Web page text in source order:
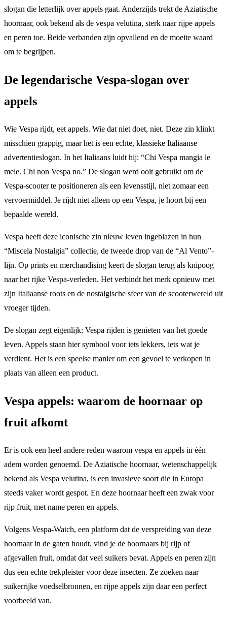
slogan die letterlijk over appels gaat. Anderzijds trekt de Aziatische
hoornaar, ook bekend als de vespa velutina, sterk naar rijpe appels
en peren toe. Beide verbanden zijn opvallend en de moeite waard
om te begrijpen.
De legendarische Vespa-slogan over
appels
Wie Vespa rijdt, eet appels. Wie dat niet doet, niet. Deze zin klinkt
misschien grappig, maar het is een echte, klassieke Italiaanse
advertentieslogan. In het Italiaans luidt hij: “Chi Vespa mangia le
mele. Chi non Vespa no.” De slogan werd ooit gebruikt om de
Vespa-scooter te positioneren als een levensstijl, niet zomaar een
vervoermiddel. Je rijdt niet alleen op een Vespa, je hoort bij een
bepaalde wereld.
Vespa heeft deze iconische zin nieuw leven ingeblazen in hun
“Miscela Nostalgia” collectie, de tweede drop van de “Al Vento”-
lijn. Op prints en merchandising keert de slogan terug als knipoog
naar het rijke Vespa-verleden. Het verbindt het merk opnieuw met
zijn Italiaanse roots en de nostalgische sfeer van de scooterwereld uit
vroeger tijden.
De slogan zegt eigenlijk: Vespa rijden is genieten van het goede
leven. Appels staan hier symbool voor iets lekkers, iets wat je
verdient. Het is een speelse manier om een gevoel te verkopen in
plaats van alleen een product.
Vespa appels: waarom de hoornaar op
fruit afkomt
Er is ook een heel andere reden waarom vespa en appels in één
adem worden genoemd. De Aziatische hoornaar, wetenschappelijk
bekend als Vespa velutina, is een invasieve soort die in Europa
steeds vaker wordt gespot. En deze hoornaar heeft een zwak voor
rijp fruit, met name peren en appels.
Volgens Vespa-Watch, een platform dat de verspreiding van deze
hoornaar in de gaten houdt, vind je de hoornaars bij rijp of
afgevallen fruit, omdat dat veel suikers bevat. Appels en peren zijn
dus een echte trekpleister voor deze insecten. Ze zoeken naar
suikerrijke voedselbronnen, en rijpe appels zijn daar een perfect
voorbeeld van.